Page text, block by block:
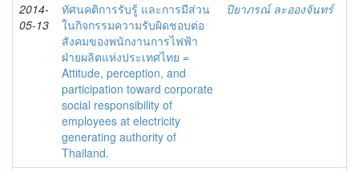
2014-
05-13
ทัศนคติการรับรู้ และการมีส่วน
ในกิจกรรมความรับผิดชอบต่อ
สังคมของพนักงานการไฟฟ้า
ฝ่ายผลิตแห่งประเทศไทย =
Attitude, perception, and
participation toward corporate
social responsibility of
employees at electricity
generating authority of
Thailand.
ปิยาภรณ์ ละอองจันทร์